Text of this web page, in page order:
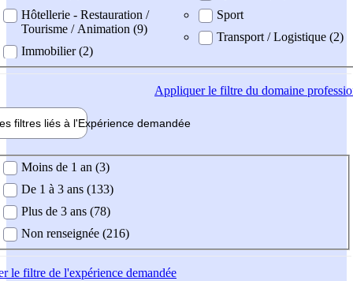
Hôtellerie - Restauration /
Tourisme / Animation (9)
Immobilier (2)
Sport
Transport / Logistique (2)
Appliquerle filtre du domaine
filtres liés à l'Expérience demandée
demandée
Moins de 1 an (3)
De 1 à 3 ans (133)
Plus de 3 ans (78)
Non renseignée (216)
le filtre de l'expérience demandée